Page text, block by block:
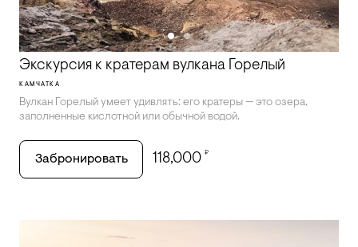
Экскурсия к кратерам вулкана Горелый
КАМЧАТКА
Вулкан Горелый умеет удивлять: его кратеры — это озера,
заполненные кислотной или обычной водой.
Забронировать 118,000 ₽